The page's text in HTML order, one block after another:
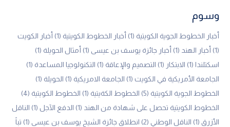
وسوم
أخبار الخطوط الجوية الكويتية (1) أخبار الخطوط الكويتية (1)
أخبار الكويت
(1)
أخبار الهند (1) أخبار جائزة يوسف بن عيسى (1) أمثال الحويلة (1)
اسكتلندا (1) الابتكار (1) التصميم والإعاقة (1) التكنولوجيا المساعدة (1)
الجامعة الأمريكية في الكويت (1) الجامعة الامريكية (1) الحويلة (1)
الخطوط الجوية الكويتية (5) الخطوط الكةيتية (1) الخطوط الكويتية (4)
الخطوط الكويتية تحصل على شهادة من الهند (1) الدفع الآجل (1)
الناقل
الأزرق (1) الناقل الوطني (2) انطلاق جائزة الشيخ يوسف بن عيسى (1)
تباً